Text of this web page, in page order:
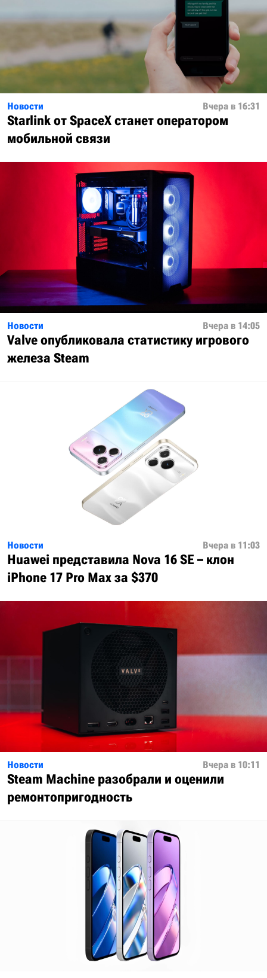
Новости Вчера в 16:31
Starlink от SpaceX станет оператором
мобильной связи
Новости Вчера в 14:05
Valve опубликовала статистику игрового
железа Steam
Новости Вчера в 11:03
Huawei представила Nova 16 SE – клон
iPhone 17 Pro Max за $370
Новости Вчера в 10:11
Steam Machine разобрали и оценили
ремонтопригодность